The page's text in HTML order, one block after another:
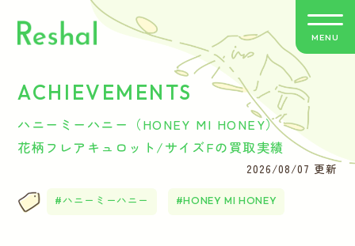
リシャールの特徴
買取方法のご案内
MENU
ACHIEVEMENTS
ハニーミーハニー（HONEY MI HONEY）
花柄フレアキュロット/サイズFの買取実績
2026/08/07 更新
ハニーミーハニー HONEY MI HONEY